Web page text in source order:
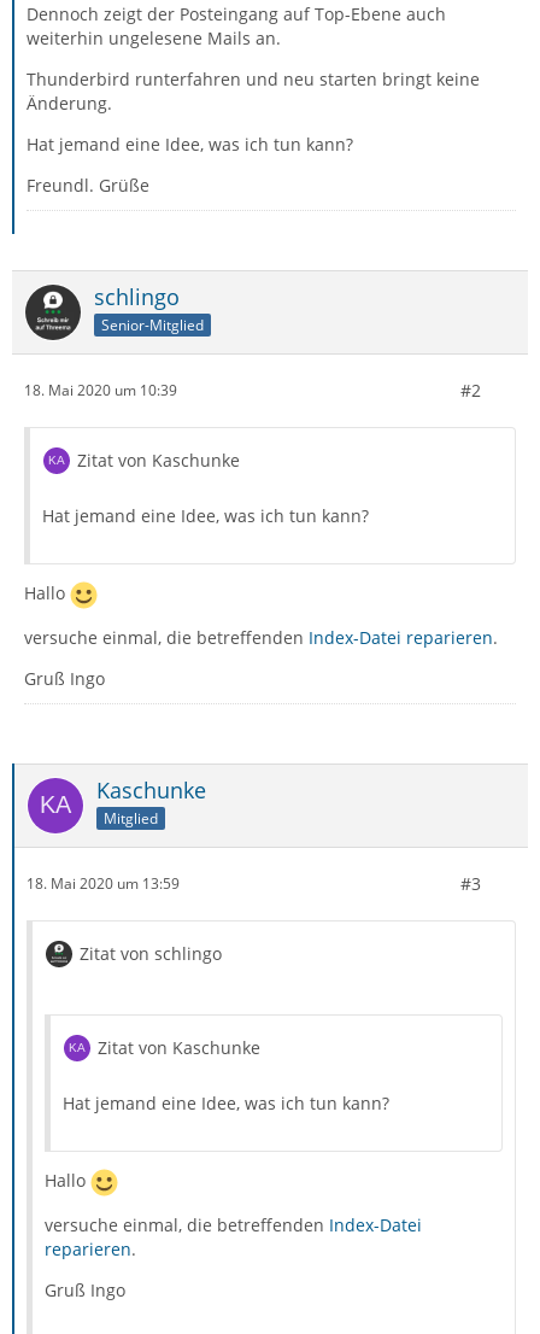
Dennoch zeigt der Posteingang auf Top-Ebene auch
weiterhin ungelesene Mails an.
Thunderbird runterfahren und neu starten bringt keine
Änderung.
Hat jemand eine Idee, was ich tun kann?
Freundl. Grüße
schlingo
Senior-Mitglied
18. Mai 2020 um 10:39 #2
Zitat von Kaschunke
Hat jemand eine Idee, was ich tun kann?
Hallo
versuche einmal, die betreffenden Index-Datei reparieren.
Gruß Ingo
Kaschunke
Mitglied
18. Mai 2020 um 13:59 #3
Zitat von schlingo
Zitat von Kaschunke
Hat jemand eine Idee, was ich tun kann?
Hallo
versuche einmal, die betreffenden Index-Datei
reparieren.
Gruß Ingo